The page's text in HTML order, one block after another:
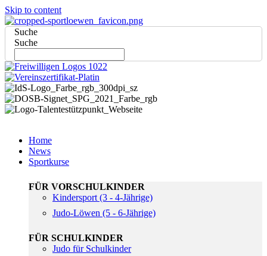
Skip to content
Suche
Suche
Home
News
Sportkurse
FÜR VORSCHULKINDER
Kindersport (3 - 4-Jährige)
Judo-Löwen (5 - 6-Jährige)
FÜR SCHULKINDER
Judo für Schulkinder